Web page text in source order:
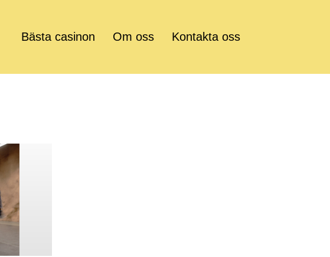
Bästa casinon Om oss Kontakta oss